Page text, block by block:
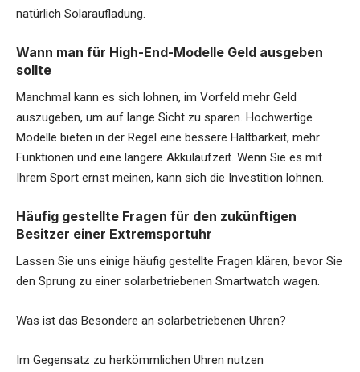
natürlich Solaraufladung.
Wann man für High-End-Modelle Geld ausgeben
sollte
Manchmal kann es sich lohnen, im Vorfeld mehr Geld
auszugeben, um auf lange Sicht zu sparen. Hochwertige
Modelle bieten in der Regel eine bessere Haltbarkeit, mehr
Funktionen und eine längere Akkulaufzeit. Wenn Sie es mit
Ihrem Sport ernst meinen, kann sich die Investition lohnen.
Häufig gestellte Fragen für den zukünftigen
Besitzer einer Extremsportuhr
Lassen Sie uns einige häufig gestellte Fragen klären, bevor Sie
den Sprung zu einer solarbetriebenen Smartwatch wagen.
Was ist das Besondere an solarbetriebenen Uhren?
Im Gegensatz zu herkömmlichen Uhren nutzen